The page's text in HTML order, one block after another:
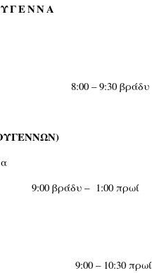
8:00 – 9:30 βράδυ
9:00 βράδυ – 1:00 πρωί
9:00 – 10:30 πρωί